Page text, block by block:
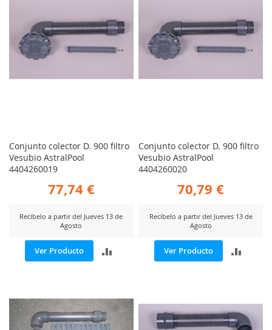
Conjunto colector D. 900 filtro
Vesubio AstralPool
4404260019
77,74 €
Recíbelo a partir del Jueves 13 de
Agosto
Ver Producto
Conjunto colector D. 900 filtro
Vesubio AstralPool
4404260020
70,79 €
Recíbelo a partir del Jueves 13 de
Agosto
Ver Producto